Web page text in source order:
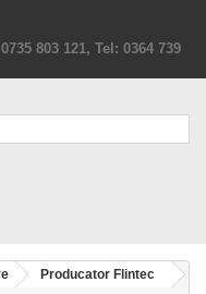
803 121, Tel: 0364 739
Producator Flintec